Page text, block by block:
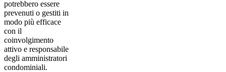
potrebbero essere
prevenuti o gestiti in
modo più efficace
con il
coinvolgimento
attivo e responsabile
degli amministratori
condominiali.